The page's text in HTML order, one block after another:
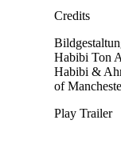
Credits
Habibi Ton
Habibi &
of
Play Trailer